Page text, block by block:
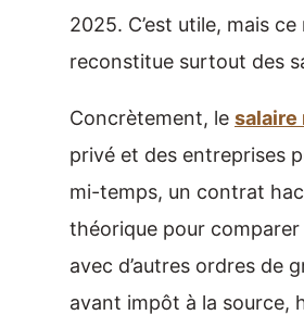
2025. C’est utile, mais
reconstitue surtout des
Concrètement, le salaire
privé et des entreprises
mi-temps, un contrat
théorique pour comparer
avec d’autres ordres de
avant impôt à la source,